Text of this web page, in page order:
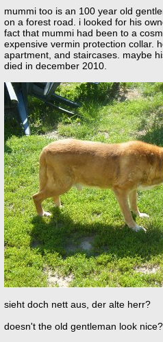
mummi too is an 100 year old
on a forest road. i looked for his
fact that mummi had been to a
expensive vermin protection collar.
apartment, and staircases. maybe
died in december 2010.
sieht doch nett aus, der alte herr?
doesn't the old gentleman look nice?